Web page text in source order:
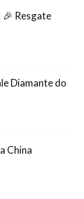
Resgate
Diamante do
China